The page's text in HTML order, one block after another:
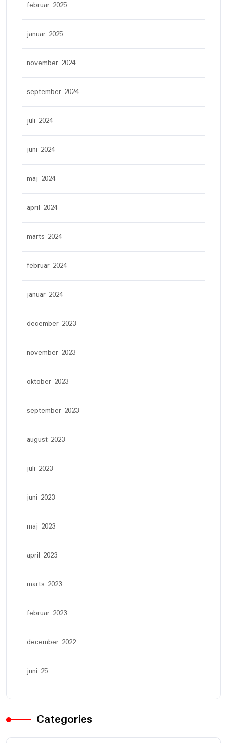
februar 2025
januar 2025
november 2024
september 2024
juli 2024
juni 2024
maj 2024
april 2024
marts 2024
februar 2024
januar 2024
december 2023
november 2023
oktober 2023
september 2023
august 2023
juli 2023
juni 2023
maj 2023
april 2023
marts 2023
februar 2023
december 2022
juni 25
Categories